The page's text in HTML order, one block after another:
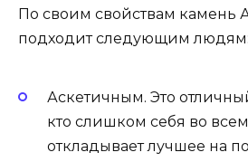
По своим свойствам камень
подходит следующим людям:
Аскетичным. Это
кто слишком себя во
откладывает лучшее на